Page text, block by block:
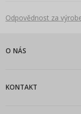
Odpovědnost za
O NÁS
KONTAKT